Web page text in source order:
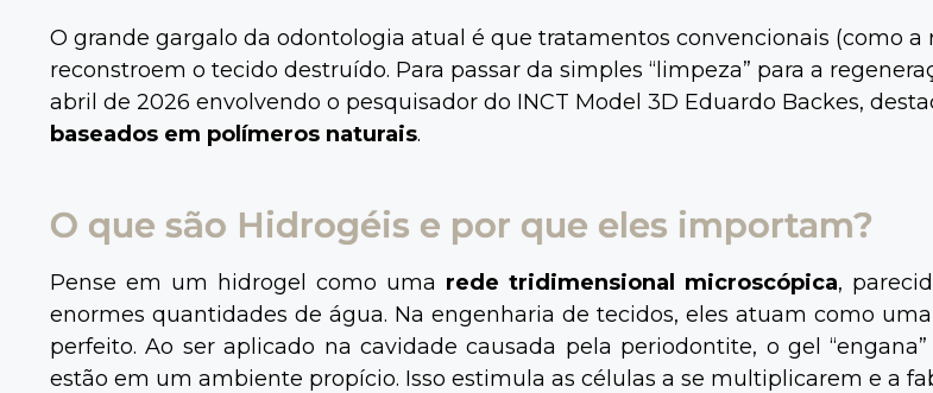
O grande gargalo da odontologia atual é que tratamentos convencionais (como
reconstroem o tecido destruído. Para passar da simples “limpeza” para a
abril de 2026 envolvendo o pesquisador do INCT Model 3D Eduardo Backes,
baseados em polímeros naturais.
O que são Hidrogéis e por que eles importam?
Pense em um hidrogel como uma rede tridimensional microscópica,
enormes quantidades de água. Na engenharia de tecidos, eles atuam como
perfeito. Ao ser aplicado na cavidade causada pela periodontite, o gel
estão em um ambiente propício. Isso estimula as células a se multiplicarem e a